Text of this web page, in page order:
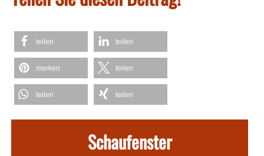
teilen teilen
merken teilen
teilen teilen
Schaufenster